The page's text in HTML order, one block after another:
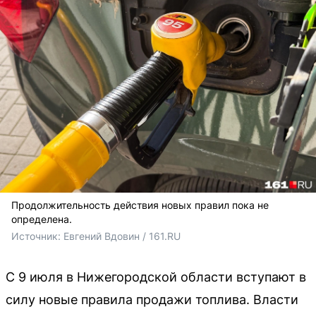
Продолжительность действия новых правил пока не
определена.
Источник: Евгений Вдовин / 161.RU
С 9 июля в Нижегородской области вступают в
силу новые правила продажи топлива. Власти